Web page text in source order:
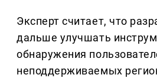
Эксперт считает, что
дальше улучшать
обнаружения
неподдерживаемых